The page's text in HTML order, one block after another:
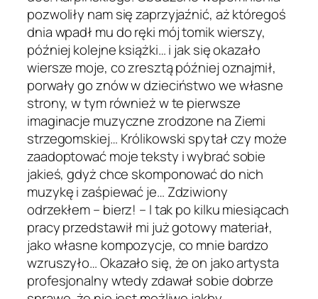
pozwoliły nam się zaprzyjaźnić, aż któregoś
dnia wpadł mu do ręki mój tomik wierszy,
później kolejne książki… i jak się okazało
wiersze moje, co zresztą później oznajmił,
porwały go znów w dzieciństwo we własne
strony, w tym również w te pierwsze
imaginacje muzyczne zrodzone na Ziemi
strzegomskiej… Królikowski spytał czy może
zaadoptować moje teksty i wybrać sobie
jakieś, gdyż chce skomponować do nich
muzykę i zaśpiewać je… Zdziwiony
odrzekłem – bierz! – I tak po kilku miesiącach
pracy przedstawił mi już gotowy materiał,
jako własne kompozycje, co mnie bardzo
wzruszyło… Okazało się, że on jako artysta
profesjonalny wtedy zdawał sobie dobrze